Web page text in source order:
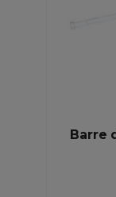
Barre